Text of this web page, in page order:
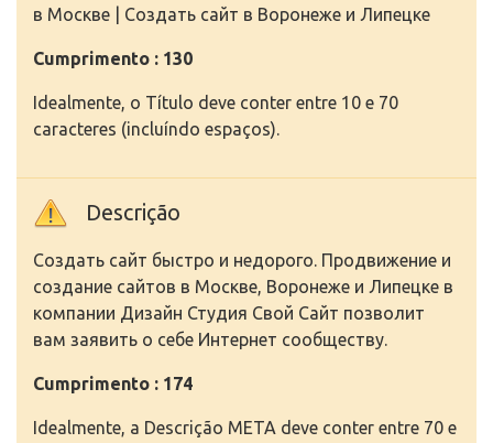
в Москве | Создать сайт в Воронеже и Липецке
Cumprimento : 130
Idealmente, o Título deve conter entre 10 e 70
caracteres (incluíndo espaços).
Descrição
Создать сайт быстро и недорого. Продвижение и
создание сайтов в Москве, Воронеже и Липецке в
компании Дизайн Студия Свой Сайт позволит
вам заявить о себе Интернет сообществу.
Cumprimento : 174
Idealmente, a Descrição META deve conter entre 70 e